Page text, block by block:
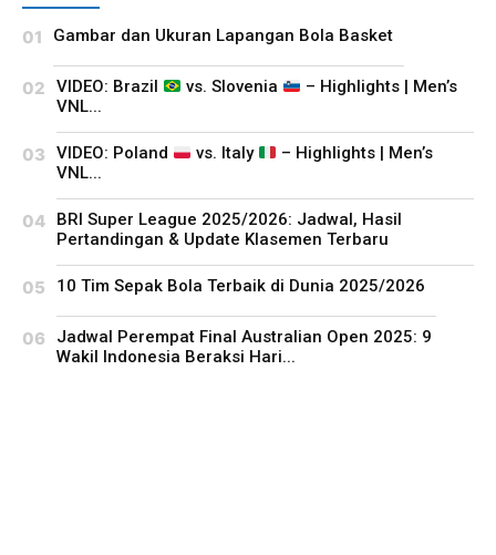
Gambar dan Ukuran Lapangan Bola Basket
VIDEO: Brazil vs. Slovenia
– Highlights | Men’s
VNL...
VIDEO: Poland vs. Italy
– Highlights | Men’s
VNL...
BRI Super League 2025/2026: Jadwal, Hasil
Pertandingan & Update Klasemen Terbaru
10 Tim Sepak Bola Terbaik di Dunia 2025/2026
Jadwal Perempat Final Australian Open 2025: 9
Wakil Indonesia Beraksi Hari...